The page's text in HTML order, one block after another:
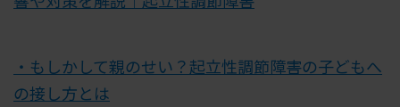
・もしかして親のせい？起立性調節障害の子どもへ
の接し方とは